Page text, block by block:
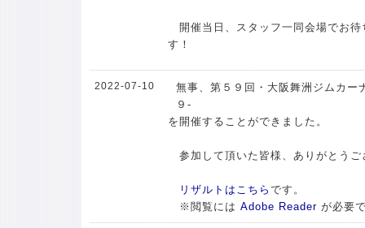
開催当日、スタッフ一同会場でお待
す！
2022-07-10
無事、第５９回・大阪舞洲ジムカー
９-
を開催することができました。
参加して頂いた皆様、ありがとうご
リザルトはこちら です。
※閲覧には Adobe Reader が必要